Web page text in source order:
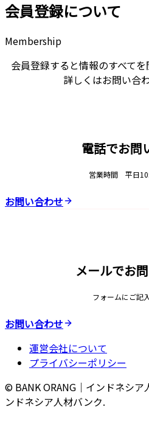
会員登録について
Membership
会員登録すると情報のすべてを
詳しくはお問い合
電話でお問
営業時間 平日
お問い合わせ
メールでお
フォームにご記
お問い合わせ
運営会社について
プライバシーポリシー
© BANK ORANG｜インドネシ
ンドネシア人材バンク.